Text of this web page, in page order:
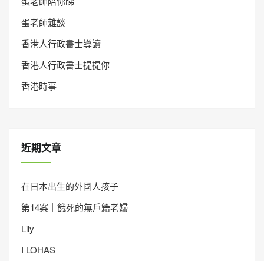
蛋老師雜談
香港人行政書士導讀
香港人行政書士提提你
香港時事
近期文章
在日本出生的外國人孩子
第14案｜餓死的無戶籍老婦
Lily
I LOHAS